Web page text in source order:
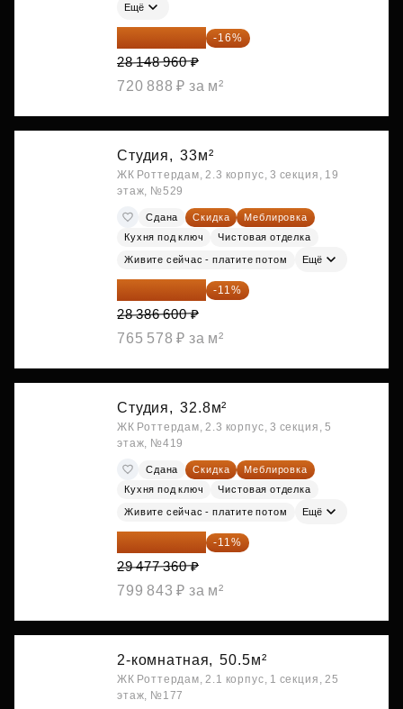
Ещё
23 645 126 ₽ -16%
28 148 960 ₽
720 888 ₽ за м²
Студия, 33м²
ЖК Роттердам, 2.3 корпус, 3 секция, 19
этаж, №529
Сдана Скидка
Меблировка
Кухня под ключ
Чистовая отделка
Живите сейчас - платите потом Ещё
25 264 074 ₽ -11%
28 386 600 ₽
765 578 ₽ за м²
Студия, 32.8м²
ЖК Роттердам, 2.3 корпус, 3 секция, 5
этаж, №419
Сдана Скидка
Меблировка
Кухня под ключ
Чистовая отделка
Живите сейчас - платите потом Ещё
26 234 850 ₽ -11%
29 477 360 ₽
799 843 ₽ за м²
2-комнатная, 50.5м²
ЖК Роттердам, 2.1 корпус, 1 секция, 25
этаж, №177